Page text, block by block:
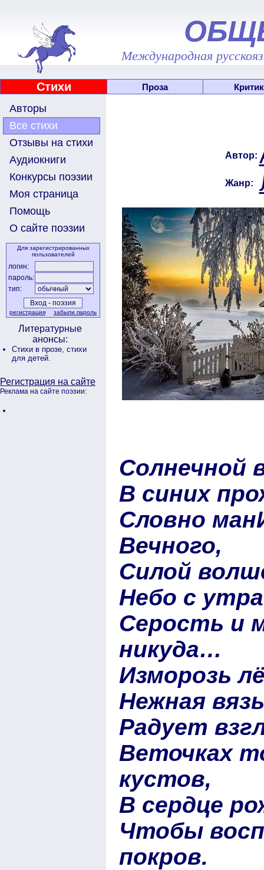
Международная
Стихи Проза
Авторы
Все стихи
Отзывы на стихи
Аудиокниги
Конкурсы поэзии
Моя страница
Помощь
О сайте поэзии
Для зарегистрированных
пользователей
логин:
пароль:
тип:
регистрация забыли пароль
Литературные
анонсы:
Стихи в прозе, стихи
для детей.
Регистрация на сайте
Реклама на сайте поэзии:
Автор:
Жанр:
Солнечной
В синих
Словно
Вечного,
Силой
Небо с
Серость и
никуда…
Изморозь
Нежная
Радует
Веточках
кустов,
В сердце
Чтобы
покров.